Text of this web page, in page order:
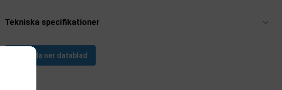
Tekniska specifikationer
Ladda ner datablad